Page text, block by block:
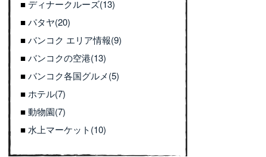
ディナークルーズ(13)
パタヤ(20)
バンコク エリア情報(9)
バンコクの空港(13)
バンコク各国グルメ(5)
ホテル(7)
動物園(7)
水上マーケット(10)